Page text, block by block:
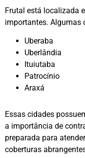
Frutal está localizada
importantes. Algumas
Uberaba
Uberlândia
Ituiutaba
Patrocínio
Araxá
Essas cidades
a importância de
preparada para
coberturas